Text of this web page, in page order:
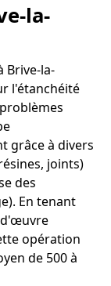
la-
Brive-la-
l'étanchéité
grâce à divers
joints)
des
En tenant
opération
de 500 à